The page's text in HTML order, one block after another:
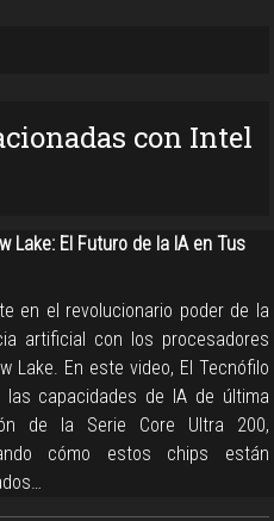
con Intel
Lake: El Futuro de la IA en Tus
en el revolucionario poder de la
artificial con los procesadores
Lake. En este video, El Tecnófilo
las capacidades de IA de última
de la Serie Core Ultra 200,
cómo estos chips están